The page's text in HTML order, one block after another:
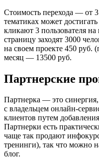
Стоимость перехода — от
тематиках может
кликают 3 пользователя
страницу заходят 3000
на своем проекте 450 руб.
месяц — 13500 руб.
Партнерские
Партнерка — это синергия,
с владельцем онлайн-
клиентов путем
Партнерки есть
чаще так продают
тренинги), так что можно
блог.